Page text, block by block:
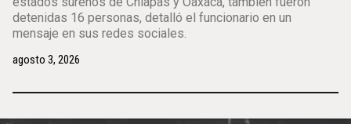
detenidas 16 personas, detalló el funcionario en un
mensaje en sus redes sociales.
agosto 3, 2026